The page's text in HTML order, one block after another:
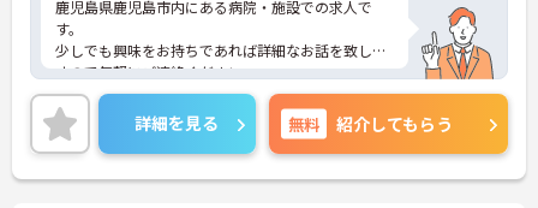
鹿児島県鹿児島市内にある病院・施設での求人で
す。
少しでも興味をお持ちであれば詳細なお話を致しま
すので気軽にご連絡ください。
詳細を見る 無料 紹介してもらう